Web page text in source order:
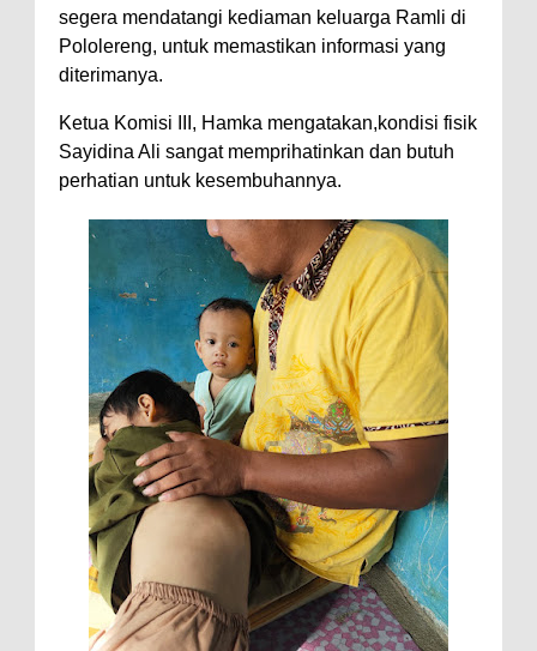
segera mendatangi kediaman keluarga Ramli di
Pololereng, untuk memastikan informasi yang
diterimanya.
Ketua Komisi III, Hamka mengatakan,kondisi fisik
Sayidina Ali sangat memprihatinkan dan butuh
perhatian untuk kesembuhannya.